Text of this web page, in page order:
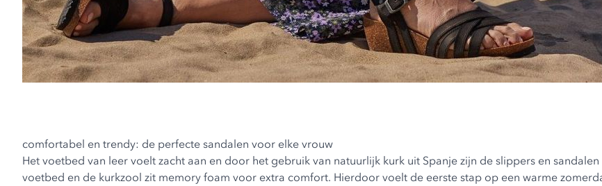
comfortabel en trendy: de perfecte sandalen voor elke vrouw
Het voetbed van leer voelt zacht aan en door het gebruik van natuurlijk kurk uit Spanje zijn de slippers en
voetbed en de kurkzool zit memory foam voor extra comfort. Hierdoor voelt de eerste stap op een warme